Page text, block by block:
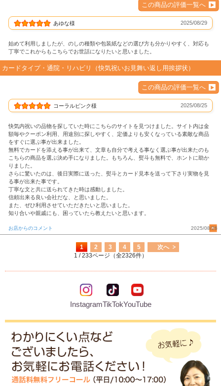
この商品の評価一覧へ
あゆな様 2025/08/29
始めて利用しましたが、のしの種類や包装紙などの選び方も分かりやすく、対応も
丁寧でこれからもこちらでお世話になりたいと思いました。
カードタイプ・通院・リハビリ（快気祝いお見舞い返し用挨拶状）
この商品の評価一覧へ
コーラルピンク様 2025/08/25
快気内祝いの品物を探していた時にこちらのサイトを見つけました。サイト内は金
額毎やクーポン利用、用途別に探しやすく、定価よりも安くなっている素敵な商品
をすぐに選ぶ事が出来ました。
無料でカードを添える事が出来て、文章も自分で考える事なく選ぶ事が出来たのも
こちらの商品を選ぶ決め手になりました。もちろん、熨斗も無料で、ホントに助か
りました。
さらに驚いたのは、後日実際に送った、熨斗とカード見本を送って下さり実物を見
る事が出来た事です。
丁寧な文と共に送られてきた時は感動しました。
信頼出来る良い会社だな、と思いました。
また、ぜひ利用させていただきたいと思いました。
知り合いや親戚にも、困っていたら教えたいと思います。
お店からのコメント 2025/08/26
1 2 3 4 5
次へ
1 / 233ページ（全2326件）
InstagramTikTokYouTube